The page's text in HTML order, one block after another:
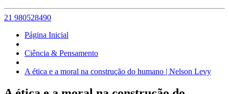
21 980528490
Página Inicial
Ciência & Pensamento
A ética e a moral na construção do humano | Nelson Levy